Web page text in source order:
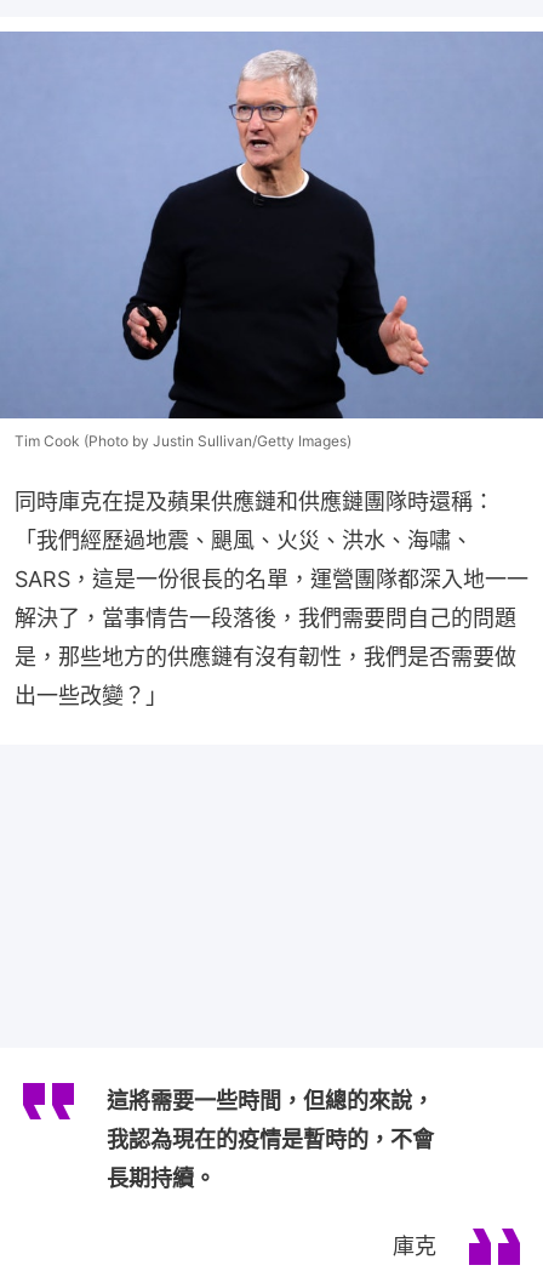
Tim Cook (Photo by Justin Sullivan/Getty Images)
同時庫克在提及蘋果供應鏈和供應鏈團隊時還稱：
「我們經歷過地震、颶風、火災、洪水、海嘯、
SARS，這是一份很長的名單，運營團隊都深入地一一
解決了，當事情告一段落後，我們需要問自己的問題
是，那些地方的供應鏈有沒有韌性，我們是否需要做
出一些改變？」
這將需要一些時間，但總的來說，
我認為現在的疫情是暫時的，不會
長期持續。
庫克